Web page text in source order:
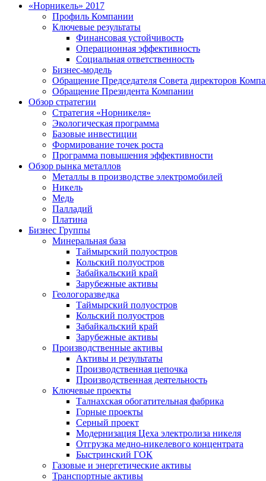
«Норникель» 2017
Профиль Компании
Ключевые результаты
Финансовая устойчивость
Операционная эффективность
Социальная ответственность
Бизнес-модель
Обращение Председателя Совета директоров
Обращение Президента Компании
Обзор стратегии
Стратегия «Норникеля»
Экологическая программа
Базовые инвестиции
Формирование точек роста
Программа повышения эффективности
Обзор рынка металлов
Металлы в производстве электромобилей
Никель
Медь
Палладий
Платина
Бизнес Группы
Минеральная база
Таймырский полуостров
Кольский полуостров
Забайкальский край
Зарубежные активы
Геологоразведка
Таймырский полуостров
Кольский полуостров
Забайкальский край
Зарубежные активы
Производственные активы
Активы и результаты
Производственная цепочка
Производственная деятельность
Ключевые проекты
Талнахская обогатительная фабрика
Горные проекты
Серный проект
Модернизация Цеха электролиза никеля
Отгрузка медно-никелевого концентрата
Быстринский ГОК
Газовые и энергетические активы
Транспортные активы